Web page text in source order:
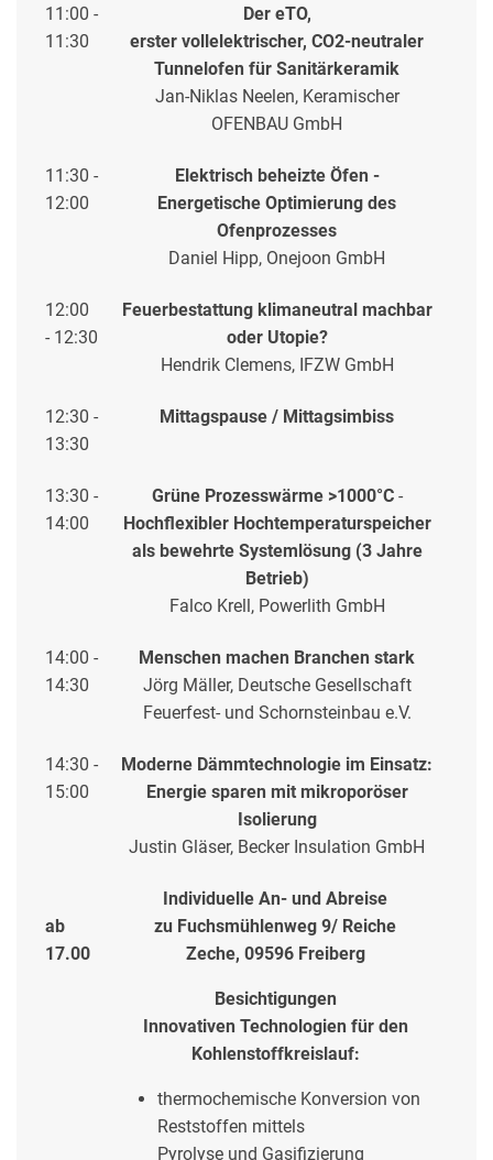
11:00 -
11:30
Der eTO,
erster vollelektrischer, CO2-neutraler
Tunnelofen für Sanitärkeramik
Jan-Niklas Neelen, Keramischer
OFENBAU GmbH
11:30 -
12:00
Elektrisch beheizte Öfen -
Energetische Optimierung des
Ofenprozesses
Daniel Hipp, Onejoon GmbH
12:00
- 12:30
Feuerbestattung klimaneutral machbar
oder Utopie?
Hendrik Clemens, IFZW GmbH
12:30 -
13:30
Mittagspause / Mittagsimbiss
13:30 -
14:00
Grüne Prozesswärme >1000°C -
Hochflexibler Hochtemperaturspeicher
als bewehrte Systemlösung (3 Jahre
Betrieb)
Falco Krell, Powerlith GmbH
14:00 -
14:30
Menschen machen Branchen stark
Jörg Mäller, Deutsche Gesellschaft
Feuerfest- und Schornsteinbau e.V.
14:30 -
15:00
Moderne Dämmtechnologie im Einsatz:
Energie sparen mit mikroporöser
Isolierung
Justin Gläser, Becker Insulation GmbH
ab
17.00
Individuelle An- und Abreise
zu Fuchsmühlenweg 9/ Reiche
Zeche, 09596 Freiberg
Besichtigungen
Innovativen Technologien für den
Kohlenstoffkreislauf:
thermochemische Konversion von
Reststoffen mittels
Pyrolyse und Gasifizierung